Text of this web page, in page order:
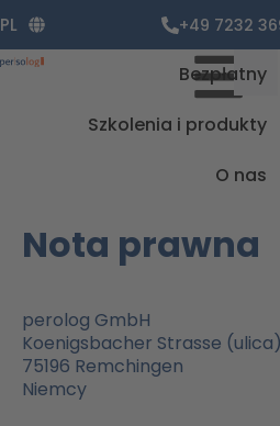
Inhalt
springen
PL +49 7232
Bezpłatny
Szkolenia i produkty
O nas
Suche
Nota prawna
perolog GmbH
Koenigsbacher Strasse (ulica)
75196 Remchingen
Niemcy